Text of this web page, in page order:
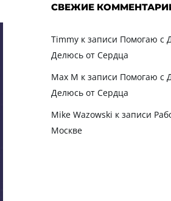
СВЕЖИЕ
Timmyк записи Помогаю с
Делюсь от Сердца
Max M к записи Помогаю с
Делюсь от Сердца
Mike Wazowski к записи
Москве